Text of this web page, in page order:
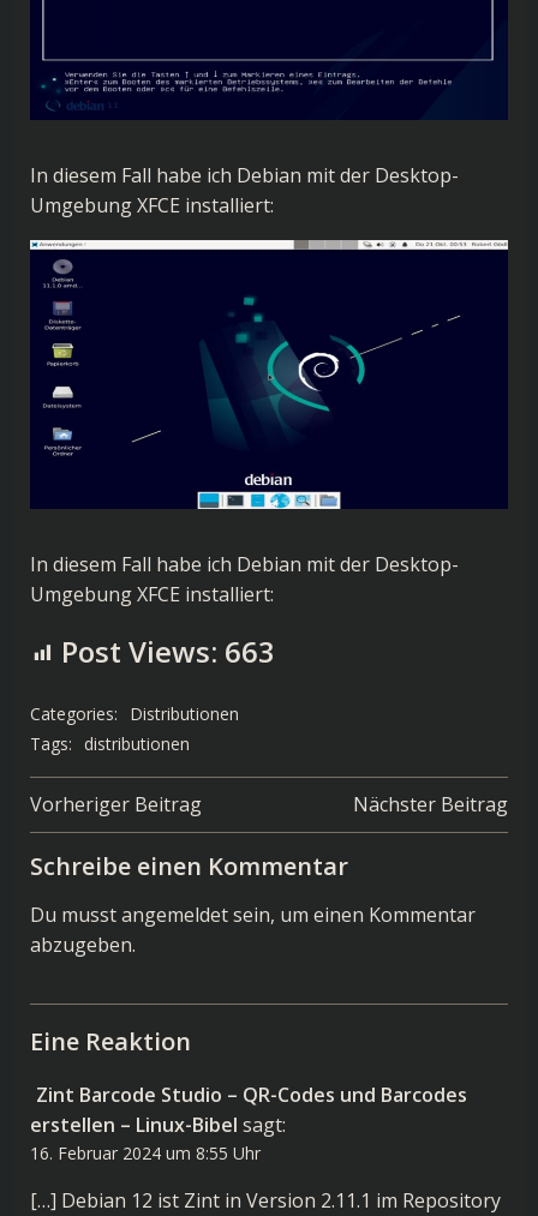
In diesem Fall habe ich Debian mit der Desktop-
Umgebung XFCE installiert:
In diesem Fall habe ich Debian mit der Desktop-
Umgebung XFCE installiert:
Post Views: 663
Categories:
Distributionen
Tags:
distributionen
Post
navigation
Vorheriger Beitrag
Post
navigation
Nächster Beitrag
Schreibe einen Kommentar
Du musstangemeldetsein, um einen Kommentar
abzugeben.
Eine Reaktion
Zint Barcode Studio – QR-Codes und Barcodes
erstellen – Linux-Bibel sagt:
16. Februar 2024 um 8:55 Uhr
[…] Debian 12 ist Zint in Version 2.11.1 im Repository